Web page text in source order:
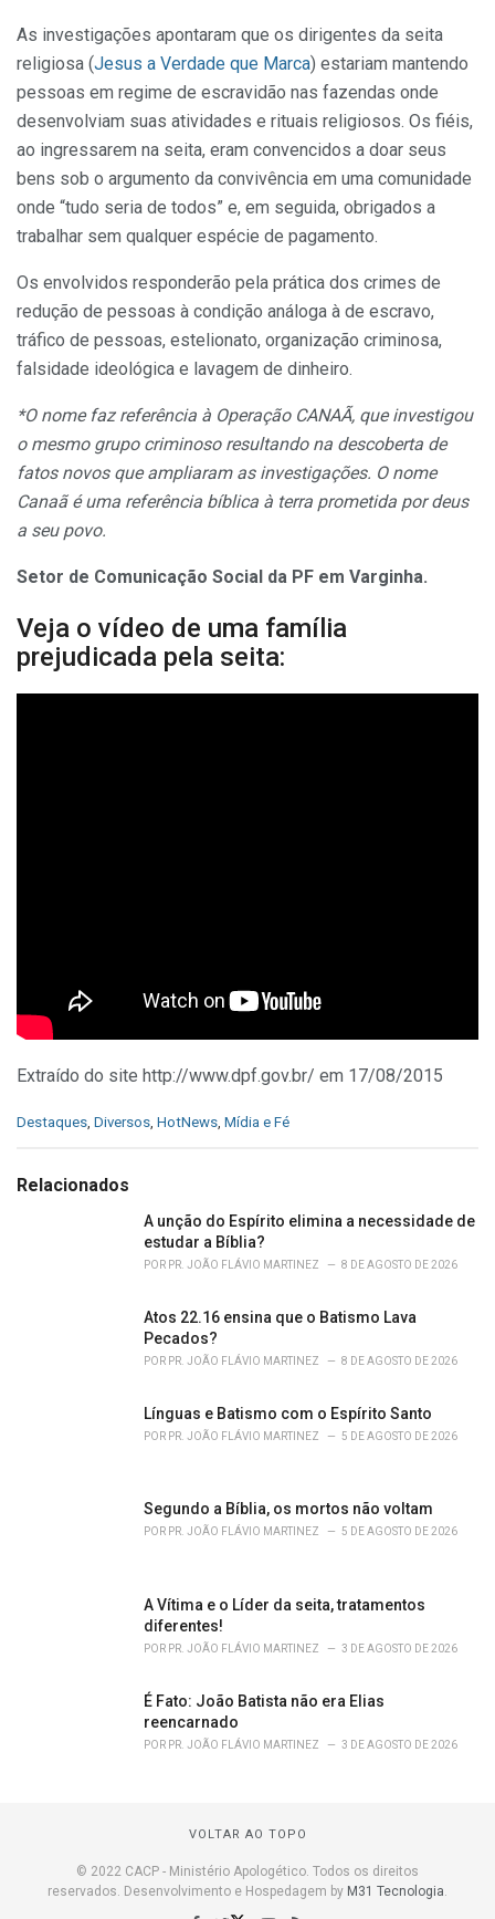
As investigações apontaram que os dirigentes da seita
religiosa (Jesus a Verdade que Marca) estariam mantendo
pessoas em regime de escravidão nas fazendas onde
desenvolviam suas atividades e rituais religiosos. Os fiéis,
ao ingressarem na seita, eram convencidos a doar seus
bens sob o argumento da convivência em uma comunidade
onde “tudo seria de todos” e, em seguida, obrigados a
trabalhar sem qualquer espécie de pagamento.
Os envolvidos responderão pela prática dos crimes de
redução de pessoas à condição análoga à de escravo,
tráfico de pessoas, estelionato, organização criminosa,
falsidade ideológica e lavagem de dinheiro.
*O nome faz referência à Operação CANAÃ, que investigou
o mesmo grupo criminoso resultando na descoberta de
fatos novos que ampliaram as investigações. O nome
Canaã é uma referência bíblica à terra prometida por deus
a seu povo.
Setor de Comunicação Social da PF em Varginha.
Veja o vídeo de uma família
prejudicada pela seita:
Extraído do site http://www.dpf.gov.br/ em 17/08/2015
C
e
Destaques, Diversos, HotNews, Mídia e Fé
Relacionados
A unção do Espírito elimina a necessidade de
estudar a Bíblia?
POR PR. JOÃO FLÁVIO MARTINEZ 8 DE AGOSTO DE 2026
Atos 22.16 ensina que o Batismo Lava
Pecados?
POR PR. JOÃO FLÁVIO MARTINEZ 8 DE AGOSTO DE 2026
Línguas e Batismo com o Espírito Santo
POR PR. JOÃO FLÁVIO MARTINEZ 5 DE AGOSTO DE 2026
Segundo a Bíblia, os mortos não voltam
POR PR. JOÃO FLÁVIO MARTINEZ 5 DE AGOSTO DE 2026
A Vítima e o Líder da seita, tratamentos
diferentes!
POR PR. JOÃO FLÁVIO MARTINEZ 3 DE AGOSTO DE 2026
É Fato: João Batista não era Elias
reencarnado
POR PR. JOÃO FLÁVIO MARTINEZ 3 DE AGOSTO DE 2026
VOLTAR AO TOPO
© 2022 CACP - Ministério Apologético. Todos os direitos
reservados. Desenvolvimento e Hospedagem by M31 Tecnologia.